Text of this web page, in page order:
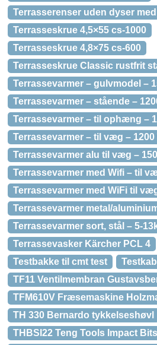
Terrasserenser uden dyser
Terrasseskrue 4,5×55 cs-1000
Terrasseskrue 4,8×75 cs-600
Terrasseskrue Classic rustfrit
Terrassevarmer – gulvmodel –
Terrassevarmer – stående –
Terrassevarmer – til ophæng –
Terrassevarmer – til væg – 1200
Terrassevarmer alu til væg –
Terrassevarmer med Wifi – til
Terrassevarmer med WiFi til
Terrassevarmer metal/
Terrassevarmer sort, stål – 5-
Terrassevasker Kärcher PCL 4
Testbakke til cmt test
TF11 Ventilmembran
TFM610V Fræsemaskine
TH 330 Bernardo tykkelseshøvl
THBSI22 Teng Tools Impact